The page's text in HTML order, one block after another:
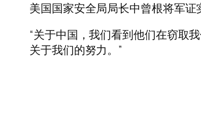
美国国家安全局局长中曾根将军证
“关于中国，我们看到他们在窃取
关于我们的努力。”